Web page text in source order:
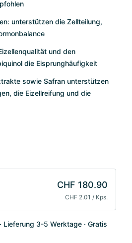
unterstützen die Zellteilung,
und den
die Eisprunghäufigkeit
sowie Safran unterstützen
die Eizellreifung und die
CHF 180.90
CHF 2.01 / Kps.
Lieferung 3-5 Werktage
Gratis